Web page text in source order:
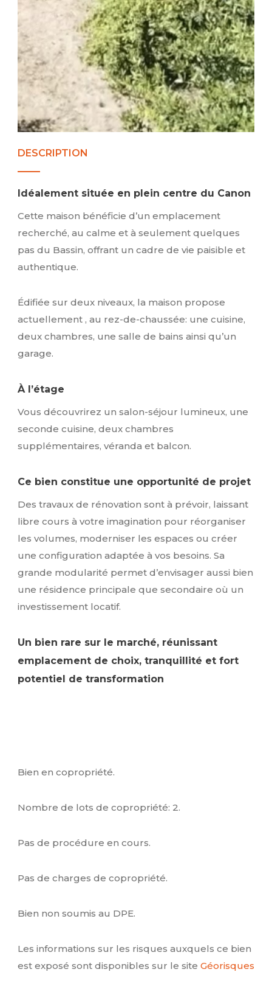
DESCRIPTION
Idéalement située en plein centre du Canon
Cette maison bénéficie d’un emplacement
recherché, au calme et à seulement quelques
pas du Bassin, offrant un cadre de vie paisible et
authentique.
Édifiée sur deux niveaux, la maison propose
actuellement , au rez-de-chaussée: une cuisine,
deux chambres, une salle de bains ainsi qu’un
garage.
À l’étage
Vous découvrirez un salon-séjour lumineux, une
seconde cuisine, deux chambres
supplémentaires, véranda et balcon.
Ce bien constitue une opportunité de projet
Des travaux de rénovation sont à prévoir, laissant
libre cours à votre imagination pour réorganiser
les volumes, moderniser les espaces ou créer
une configuration adaptée à vos besoins. Sa
grande modularité permet d’envisager aussi bien
une résidence principale que secondaire où un
investissement locatif.
Un bien rare sur le marché, réunissant
emplacement de choix, tranquillité et fort
potentiel de transformation
Bien en copropriété.
Nombre de lots de copropriété: 2.
Pas de procédure en cours.
Pas de charges de copropriété.
Bien non soumis au DPE.
Les informations sur les risques auxquels ce bien
est exposé sont disponibles sur le site Géorisques